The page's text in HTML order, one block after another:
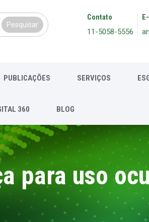
Contato
11-5058-5556
PUBLICAÇÕES SERVIÇOS
360 BLOG
para uso